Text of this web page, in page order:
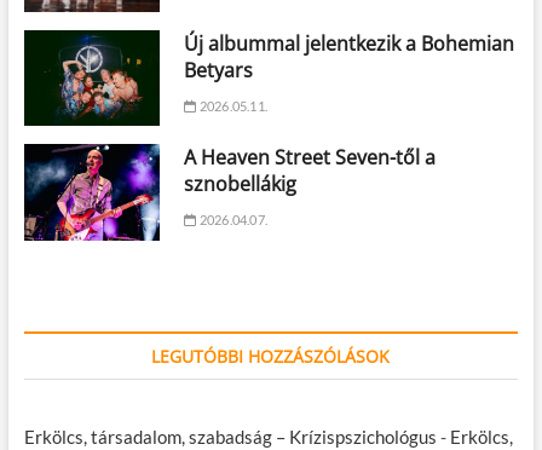
Új albummal jelentkezik a Bohemian
Betyars
2026.05.11.
A Heaven Street Seven-től a
sznobellákig
2026.04.07.
LEGUTÓBBI HOZZÁSZÓLÁSOK
Erkölcs, társadalom, szabadság – Krízispszichológus - Erkölcs,